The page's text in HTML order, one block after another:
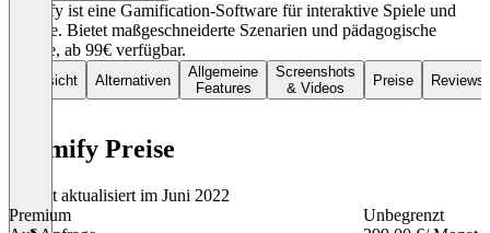
Drimify ist eine Gamification-Software für interaktive Spiele und
Quizze. Bietet maßgeschneiderte Szenarien und pädagogische
Inhalte, ab 99€ verfügbar.
Übersicht Alternativen
Allgemeine
Features
Screenshots
& Videos
Preise Reviews
Drimify Preise
Zuletzt aktualisiert im Juni 2022
Premium
Unbegrenzt